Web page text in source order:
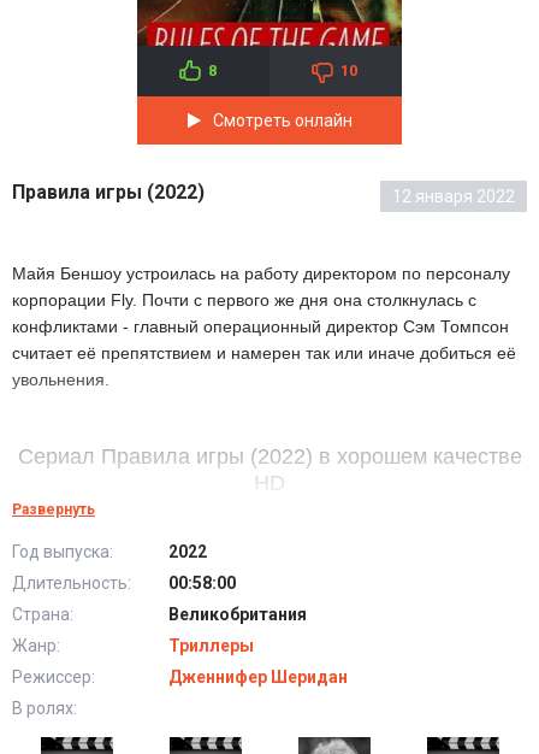
8 10
Смотреть онлайн
Правила игры (2022) 12 января 2022
Майя Беншоу устроилась на работу директором по персоналу
корпорации Fly. Почти с первого же дня она столкнулась с
конфликтами - главный операционный директор Сэм Томпсон
считает её препятствием и намерен так или иначе добиться её
увольнения.
Сериал Правила игры (2022) в хорошем качестве
HD
Развернуть
Год выпуска:
2022
Длительность:
00:58:00
Страна:
Великобритания
Жанр:
Триллеры
Режиссер:
Дженнифер Шеридан
В ролях: